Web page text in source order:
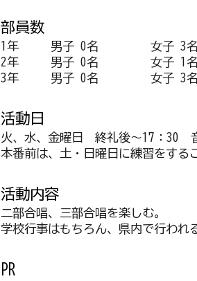
部員数
1年 男子 0名
女子 3名
2年
男子 0名
女子 1名
3年
男子 0名 女子 3名
活動日
火、水、金曜日 終礼後～17：30
本番前は、土・日曜日に練習をする
活動内容
二部合唱、三部合唱を楽しむ。
学校行事はもちろん、県内で行われ
PR